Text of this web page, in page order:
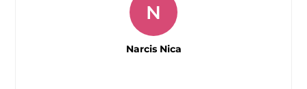
N
Narcis Nica